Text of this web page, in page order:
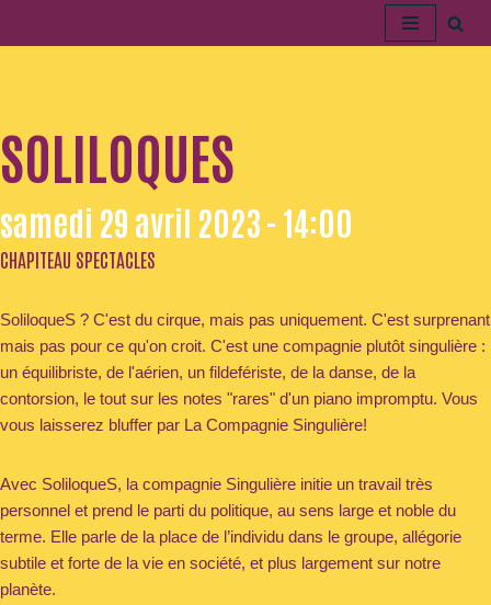
SOLILOQUES
samedi 29 avril 2023 - 14:00
CHAPITEAU SPECTACLES
SoliloqueS ? C'est du cirque, mais pas uniquement. C'est surprenant
mais pas pour ce qu'on croit. C'est une compagnie plutôt singulière :
un équilibriste, de l'aérien, un fildefériste, de la danse, de la
contorsion, le tout sur les notes "rares" d'un piano impromptu. Vous
vous laisserez bluffer par La Compagnie Singulière!
Avec SoliloqueS, la compagnie Singulière initie un travail très
personnel et prend le parti du politique, au sens large et noble du
terme. Elle parle de la place de l’individu dans le groupe, allégorie
subtile et forte de la vie en société, et plus largement sur notre
planète.